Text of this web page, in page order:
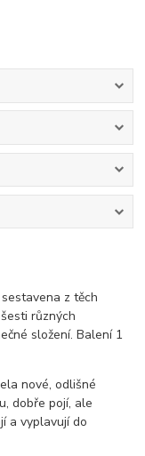
z těch
různých
složení. Balení 1
nové, odlišné
dobře pojí, ale
a vyplavují do